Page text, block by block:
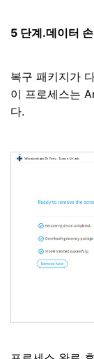
5 단계.데이터
복구 패키지가
이 프로세스는
다.